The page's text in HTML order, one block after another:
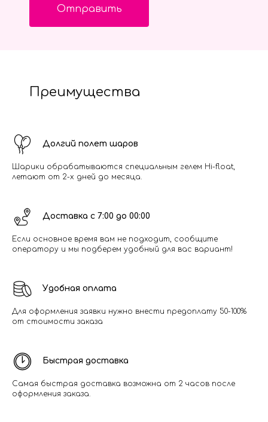
Отправить
Преимущества
Долгий полет шаров
Шарики обрабатываются специальным гелем Hi-float,
летают от 2-х дней до месяца.
Доставка с 7:00 до 00:00
Если основное время вам не подходит, сообщите
оператору и мы подберем удобный для вас вариант!
Удобная оплата
Для оформления заявки нужно внести предоплату 50-100%
от стоимости заказа
Быстрая доставка
Самая быстрая доставка возможна от 2 часов после
оформления заказа.